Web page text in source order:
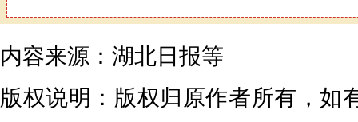
内容来源：湖北日报等
版权说明：版权归原作者所有，如